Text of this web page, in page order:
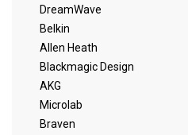
DreamWave
Belkin
Allen Heath
Blackmagic Design
AKG
Microlab
Braven